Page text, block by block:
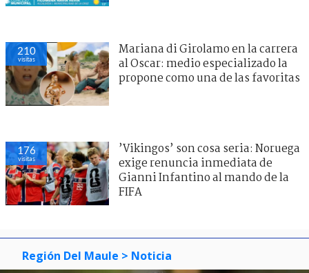
210
visitas
Mariana di Girolamo en la carrera
al Oscar: medio especializado la
propone como una de las favoritas
176
visitas
’Vikingos’ son cosa seria: Noruega
exige renuncia inmediata de
Gianni Infantino al mando de la
FIFA
Región Del Maule > Noticia